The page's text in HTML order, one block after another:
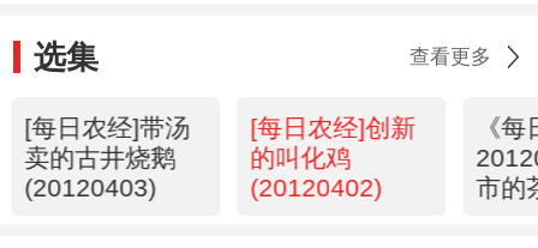
选集 查看更多
[每日农经]带汤
卖的古井烧鹅
(20120403)
[每日农经]创新
的叫化鸡
(20120402)
《
市的